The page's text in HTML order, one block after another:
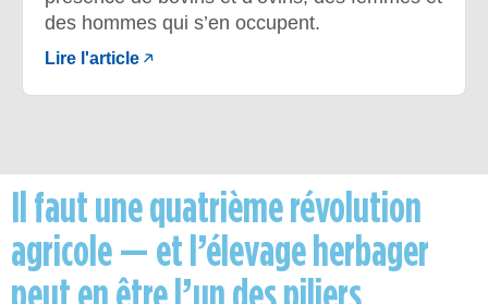
des hommes qui s’en occupent.
Lire l'article
Il faut une quatrième révolution
agricole — et l’élevage herbager